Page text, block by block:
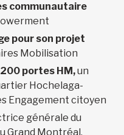
communautaire
pour son projet
Mobilisation
portes HM,un
Hochelaga-
Engagement citoyen
générale du
Grand Montréal,